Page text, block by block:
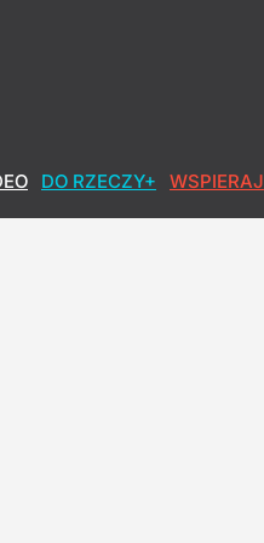
DO RZECZY+ WSPIERAJ
mija 31 sierpnia